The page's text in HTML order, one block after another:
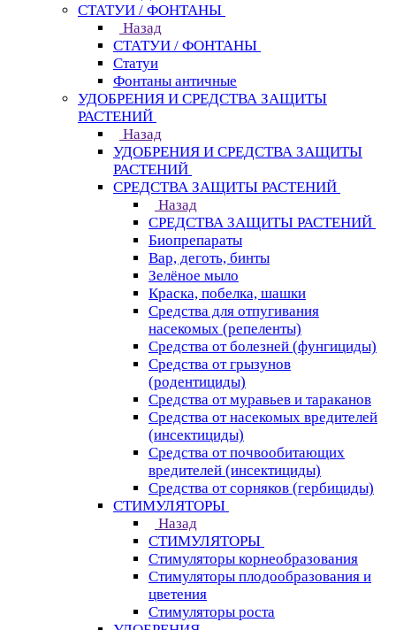
СТАТУИ / ФОНТАНЫ
Назад
СТАТУИ / ФОНТАНЫ
Статуи
Фонтаны античные
УДОБРЕНИЯ И СРЕДСТВА ЗАЩИТЫ
РАСТЕНИЙ
Назад
УДОБРЕНИЯ И СРЕДСТВА ЗАЩИТЫ
РАСТЕНИЙ
СРЕДСТВА ЗАЩИТЫ РАСТЕНИЙ
Назад
СРЕДСТВА ЗАЩИТЫ РАСТЕНИЙ
Биопрепараты
Вар, деготь, бинты
Зелёное мыло
Краска, побелка, шашки
Средства для отпугивания
насекомых (репеленты)
Средства от болезней (фунгициды)
Средства от грызунов
(родентициды)
Средства от муравьев и тараканов
Средства от насекомых вредителей
(инсектициды)
Средства от почвообитающих
вредителей (инсектициды)
Средства от сорняков (гербициды)
СТИМУЛЯТОРЫ
Назад
СТИМУЛЯТОРЫ
Стимуляторы корнеобразования
Стимуляторы плодообразования и
цветения
Стимуляторы роста